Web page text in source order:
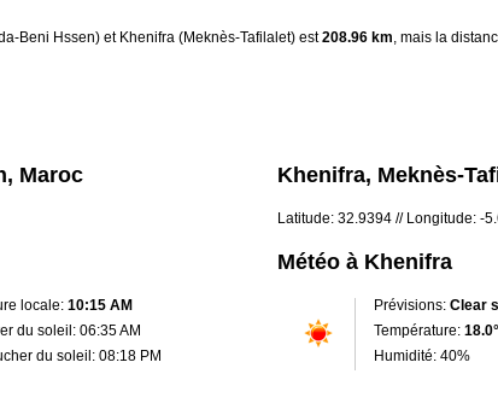
Beni Hssen) et Khenifra (Meknès-Tafilalet) est208.96 km, mais la
Maroc
locale: 10:15 AM
du soleil: 06:35 AM
du soleil: 08:18 PM
Khenifra, Meknès-
Latitude: 32.9394 // Longitude: -
Météo à Khenifra
Prévisions: Clear
Température: 18.0°
Humidité: 40%